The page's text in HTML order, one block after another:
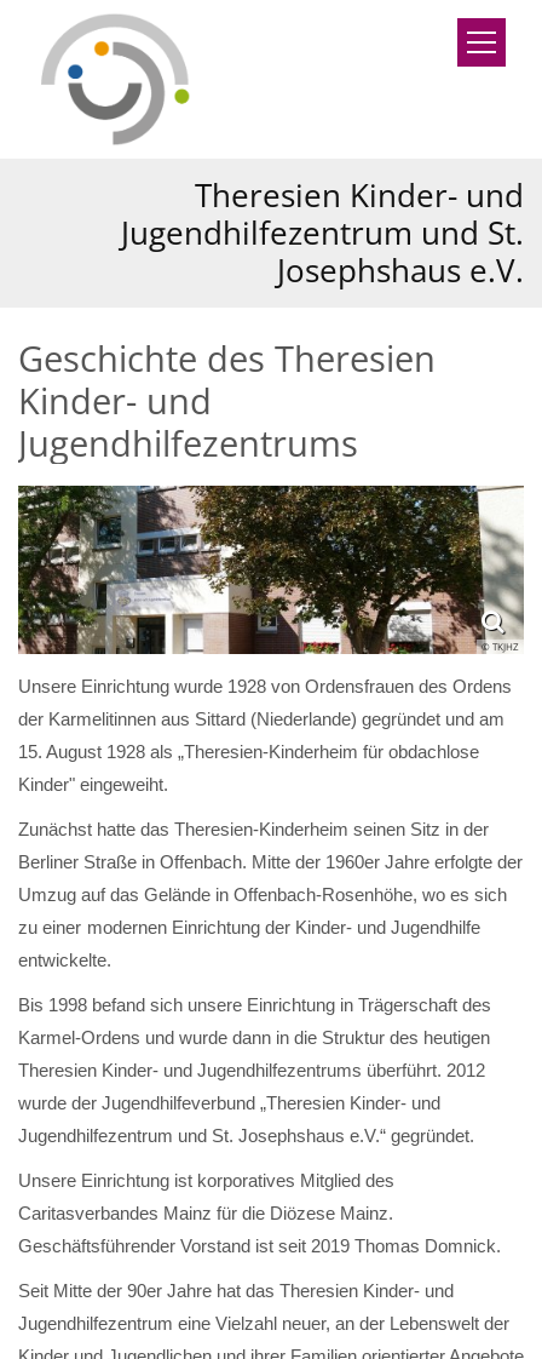
Zum Inhalt springen
Theresien Kinder- und
Jugendhilfezentrum und St.
Josephshaus e.V.
Geschichte des Theresien
Kinder- und
Jugendhilfezentrums
© TKJHZ
Unsere Einrichtung wurde 1928 von Ordensfrauen des Ordens
der Karmelitinnen aus Sittard (Niederlande) gegründet und am
15. August 1928 als „Theresien-Kinderheim für obdachlose
Kinder" eingeweiht.
Zunächst hatte das Theresien-Kinderheim seinen Sitz in der
Berliner Straße in Offenbach. Mitte der 1960er Jahre erfolgte der
Umzug auf das Gelände in Offenbach-Rosenhöhe, wo es sich
zu einer modernen Einrichtung der Kinder- und Jugendhilfe
entwickelte.
Bis 1998 befand sich unsere Einrichtung in Trägerschaft des
Karmel-Ordens und wurde dann in die Struktur des heutigen
Theresien Kinder- und Jugendhilfezentrums überführt. 2012
wurde der Jugendhilfeverbund „Theresien Kinder- und
Jugendhilfezentrum und St. Josephshaus e.V.“ gegründet.
Unsere Einrichtung ist korporatives Mitglied des
Caritasverbandes Mainz für die Diözese Mainz.
Geschäftsführender Vorstand ist seit 2019 Thomas Domnick.
Seit Mitte der 90er Jahre hat das Theresien Kinder- und
Jugendhilfezentrum eine Vielzahl neuer, an der Lebenswelt der